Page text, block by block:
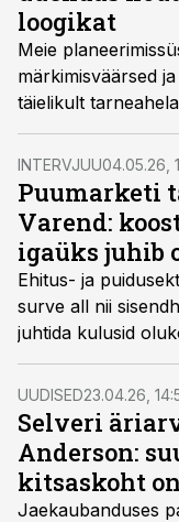
loogikat
Meie
märkimisväärsed
täielikult
võimekust
maikuus toimuval
Coca-Cola HBC
Katarzyna
INTERVJUU04.05.26,
Puumarketi
Varend:
igaüks juhib
Ehitus- ja
surve all nii
juhtida kulusid
edasi klientideni.
Varendi sõnul
ise, vaid ka see,
ladu eri
UUDISED23.04.26,
Selveri
Anderson:
kitsaskoht
Jaekaubanduses